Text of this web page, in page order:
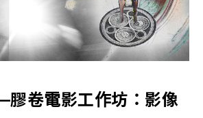
膠卷電影工作坊：影像